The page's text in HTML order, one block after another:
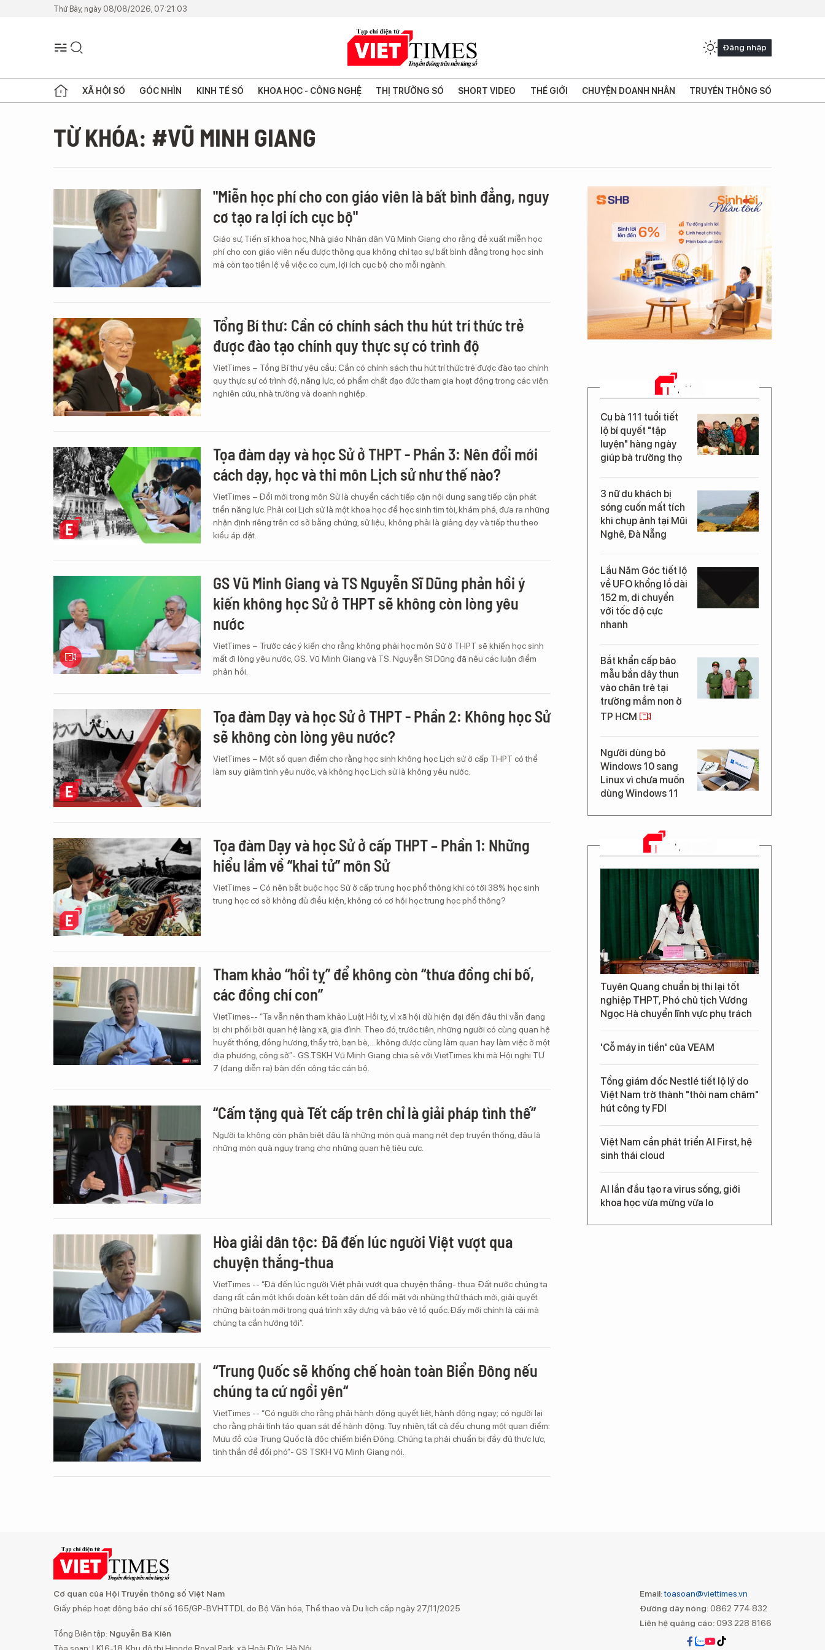
Thứ Bảy, ngày 08/08/2026, 07:21:03
Đăng nhập
XÃ HỘI SỐ GÓC NHÌN KINH TẾ SỐ KHOA HỌC - CÔNG NGHỆ THỊ TRƯỜNG SỐ SHORT VIDEO THẾ GIỚI CHUYỆN DOANH NHÂN TRUYỀN THÔNG SỐ
TỪ KHÓA: #VŨ MINH GIANG
"Miễn học phí cho con giáo viên là bất bình đẳng, nguy
cơ tạo ra lợi ích cục bộ"
Giáo sư, Tiến sĩ khoa học, Nhà giáo Nhân dân Vũ Minh Giang cho rằng đề xuất miễn học
phí cho con giáo viên nếu được thông qua không chỉ tạo sự bất bình đẳng trong học sinh
mà còn tạo tiền lệ về việc co cụm, lợi ích cục bộ cho mỗi ngành.
Tổng Bí thư: Cần có chính sách thu hút trí thức trẻ
được đào tạo chính quy thực sự có trình độ
VietTimes – Tổng Bí thư yêu cầu: Cần có chính sách thu hút trí thức trẻ được đào tạo chính
quy thực sự có trình độ, năng lực, có phẩm chất đạo đức tham gia hoạt động trong các viện
nghiên cứu, nhà trường và doanh nghiệp.
Tọa đàm dạy và học Sử ở THPT - Phần 3: Nên đổi mới
cách dạy, học và thi môn Lịch sử như thế nào?
VietTimes – Đổi mới trong môn Sử là chuyển cách tiếp cận nội dung sang tiếp cận phát
triển năng lực. Phải coi Lịch sử là một khoa học để học sinh tìm tòi, khám phá, đưa ra những
nhận định riêng trên cơ sở bằng chứng, sử liệu, không phải là giảng dạy và tiếp thu theo
kiểu áp đặt.
GS Vũ Minh Giang và TS Nguyễn Sĩ Dũng phản hồi ý
kiến không học Sử ở THPT sẽ không còn lòng yêu
nước
VietTimes – Trước các ý kiến cho rằng không phải học môn Sử ở THPT sẽ khiến học sinh
mất đi lòng yêu nước, GS. Vũ Minh Giang và TS. Nguyễn Sĩ Dũng đã nêu các luận điểm
phản hồi.
Tọa đàm Dạy và học Sử ở THPT - Phần 2: Không học Sử
sẽ không còn lòng yêu nước?
VietTimes – Một số quan điểm cho rằng học sinh không học Lịch sử ở cấp THPT có thể
làm suy giảm tình yêu nước, và không học Lịch sử là không yêu nước.
Tọa đàm Dạy và học Sử ở cấp THPT – Phần 1: Những
hiểu lầm về “khai tử” môn Sử
VietTimes – Có nên bắt buộc học Sử ở cấp trung học phổ thông khi có tới 38% học sinh
trung học cơ sở không đủ điều kiện, không có cơ hội học trung học phổ thông?
Tham khảo “hồi tỵ” để không còn “thưa đồng chí bố,
các đồng chí con”
VietTimes-- “Ta vẫn nên tham khảo Luật Hồi tỵ, vì xã hội dù hiện đại đến đâu thì vẫn đang
bị chi phối bởi quan hệ làng xã, gia đình. Theo đó, trước tiên, những người có cùng quan hệ
huyết thống, đồng hương, thầy trò, bạn bè,… không được cùng làm quan hay làm việc ở một
địa phương, công sở”- GS.TSKH Vũ Minh Giang chia sẻ với VietTimes khi mà Hội nghị TƯ
7 (đang diễn ra) bàn đến công tác cán bộ.
“Cấm tặng quà Tết cấp trên chỉ là giải pháp tình thế”
Người ta không còn phân biệt đâu là những món quà mang nét đẹp truyền thống, đâu là
những món quà ngụy trang cho những quan hệ tiêu cực.
Hòa giải dân tộc: Đã đến lúc người Việt vượt qua
chuyện thắng-thua
VietTimes -- “Đã đến lúc người Việt phải vượt qua chuyện thắng- thua. Đất nước chúng ta
đang rất cần một khối đoàn kết toàn dân để đối mặt với những thử thách mới, giải quyết
những bài toán mới trong quá trình xây dựng và bảo vệ tổ quốc. Đấy mới chính là cái mà
chúng ta cần hướng tới”.
“Trung Quốc sẽ khống chế hoàn toàn Biển Đông nếu
chúng ta cứ ngồi yên“
VietTimes -- “Có người cho rằng phải hành động quyết liệt, hành động ngay; có người lại
cho rằng phải tỉnh táo quan sát để hành động. Tuy nhiên, tất cả đều chung một quan điểm:
Mưu đồ của Trung Quốc là độc chiếm biển Đông. Chúng ta phải chuẩn bị đầy đủ thực lực,
tinh thần để đối phó”- GS TSKH Vũ Minh Giang nói.
TIN MỚI
Cụ bà 111 tuổi tiết
lộ bí quyết "tập
luyện" hàng ngày
giúp bà trường thọ
3 nữ du khách bị
sóng cuốn mất tích
khi chụp ảnh tại Mũi
Nghê, Đà Nẵng
Lầu Năm Góc tiết lộ
về UFO khổng lồ dài
152 m, di chuyển
với tốc độ cực
nhanh
Bắt khẩn cấp bảo
mẫu bắn dây thun
vào chân trẻ tại
trường mầm non ở
TP HCM
Người dùng bỏ
Windows 10 sang
Linux vì chưa muốn
dùng Windows 11
TRANG CHỦ
Tuyên Quang chuẩn bị thi lại tốt
nghiệp THPT, Phó chủ tịch Vương
Ngọc Hà chuyển lĩnh vực phụ trách
'Cỗ máy in tiền' của VEAM
Tổng giám đốc Nestlé tiết lộ lý do
Việt Nam trở thành "thỏi nam châm"
hút công ty FDI
Việt Nam cần phát triển AI First, hệ
sinh thái cloud
AI lần đầu tạo ra virus sống, giới
khoa học vừa mừng vừa lo
Cơ quan của Hội Truyền thông số Việt Nam
Giấy phép hoạt động báo chí số 165/GP-BVHTTDL do Bộ Văn hóa, Thể thao và Du lịch cấp ngày 27/11/2025
Tổng Biên tập: Nguyễn Bá Kiên
Email:toasoan@viettimes.vn
Đường dây nóng: 0862 774 832
Liên hệ quảng cáo: 093 228 8166